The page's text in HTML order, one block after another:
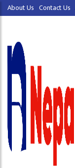
About Us Contact Us